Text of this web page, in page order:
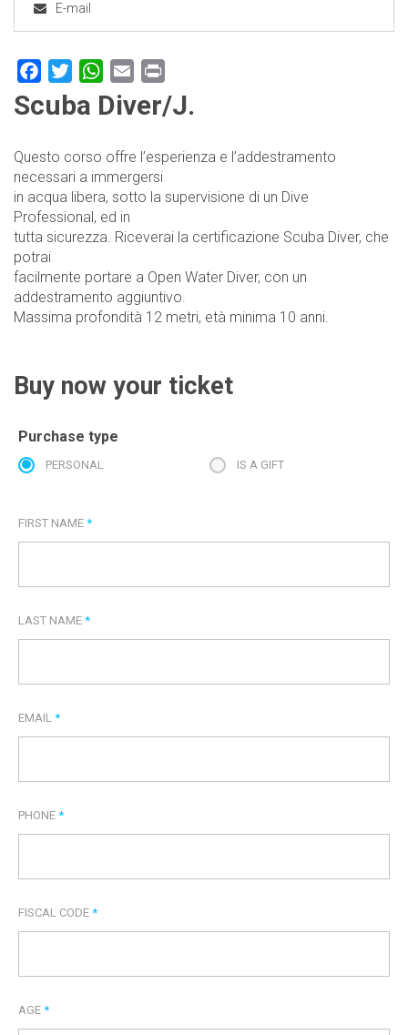
E-mail
FacebookTwitterWhatsApp
Email
Scuba Diver/J.
Questo corso offre l’esperienza e l’addestramento
necessari a immergersi
in acqua libera, sotto la supervisione di un Dive
Professional, ed in
tutta sicurezza. Riceverai la certificazione Scuba Diver, che
potrai
facilmente portare a Open Water Diver, con un
addestramento aggiuntivo.
Massima profondità 12 metri, età minima 10 anni.
Buy now your ticket
Purchase type
PERSONAL IS A GIFT
FIRST NAME *
LAST NAME *
EMAIL *
PHONE *
FISCAL CODE *
AGE *